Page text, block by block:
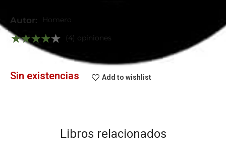
Autor:
Homero
(4) opiniones
Sin existencias Add to wishlist
Libros relacionados